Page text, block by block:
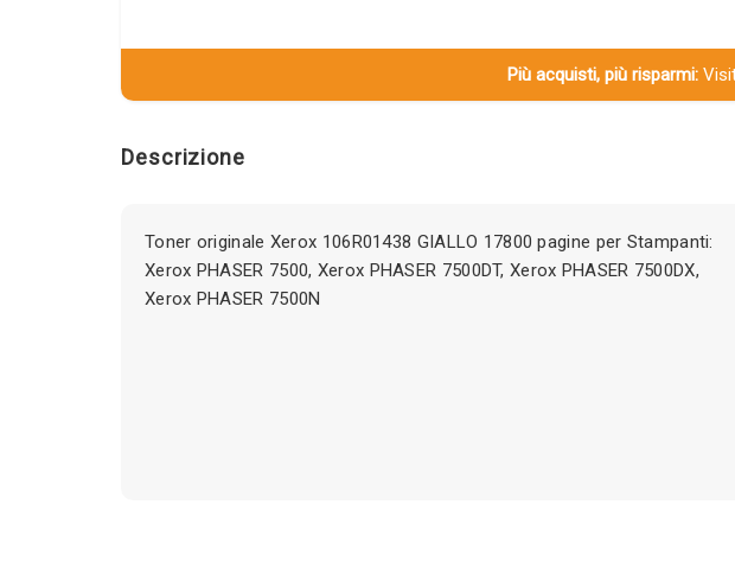
Più acquisti, più risparmi:
Descrizione
Toner originale Xerox 106R01438 GIALLO 17800 pagine per Stampanti:
Xerox PHASER 7500, Xerox PHASER 7500DT, Xerox PHASER 7500DX,
Xerox PHASER 7500N